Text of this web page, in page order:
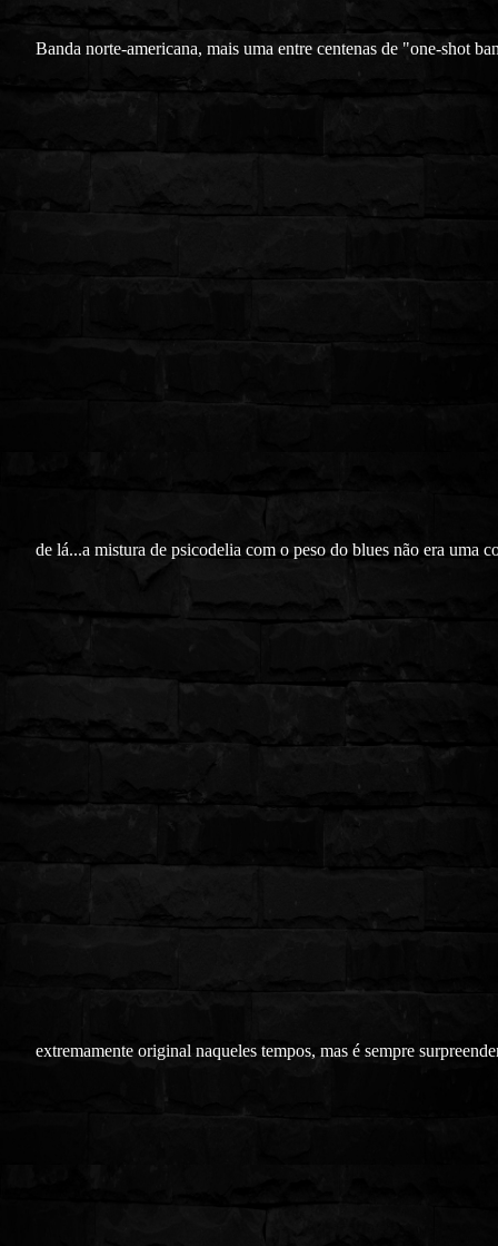
Banda norte-americana, mais uma entre centenas de "one-shot
de lá...a mistura de psicodelia com o peso do blues não era uma
extremamente original naqueles tempos, mas é sempre